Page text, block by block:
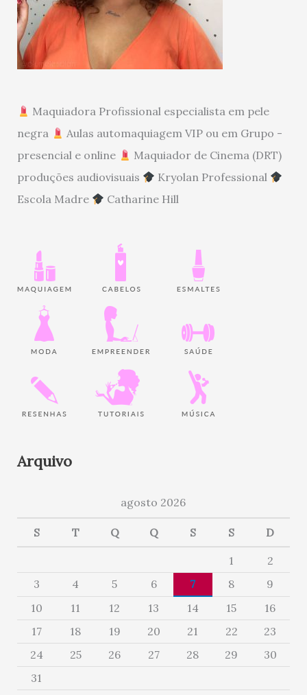
Maquiadora Profissional especialista em pele
negra
Aulas automaquiagem VIP ou em Grupo -
presencial e online
Maquiador de Cinema (DRT)
produções audiovisuais
Kryolan Professional
Escola Madre
Catharine Hill
Arquivo
agosto 2026
S T Q Q S S D
1
2
3
4 5 6 7 8
9
10
11 12 13 14 15
16
17
18 19 20 21 22
23
24
25 26 27 28 29
30
31